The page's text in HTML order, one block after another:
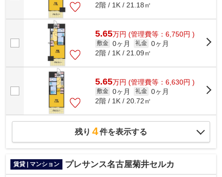
2階 / 1K / 21.18㎡
5.65万円 (管理費等：6,750円 )
敷金 0ヶ月 礼金 0ヶ月
2階 / 1K / 21.09㎡
5.65万円 (管理費等：6,630円 )
敷金 0ヶ月 礼金 0ヶ月
2階 / 1K / 20.72㎡
残り 4件を表示する
賃貸 | マンション プレサンス名古屋菊井セルカ